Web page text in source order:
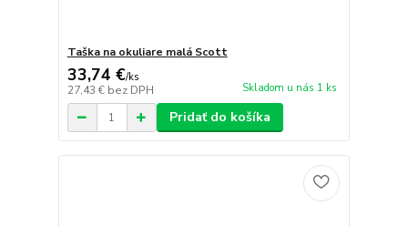
Taška na okuliare malá Scott
33,74 €/ks
27,43 € bez DPH Skladom u nás 1 ks
Pridať do košíka